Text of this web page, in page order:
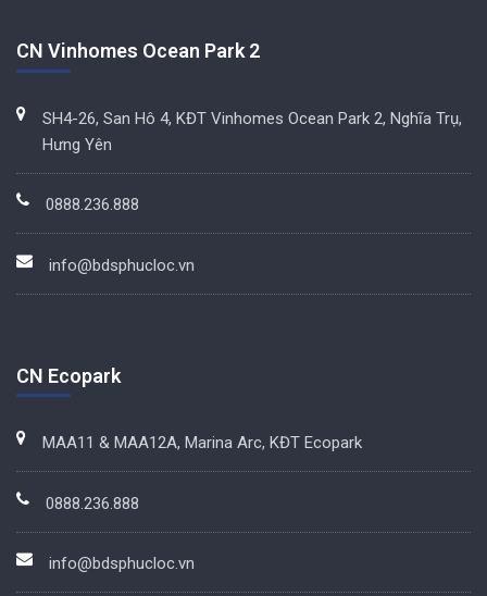
CN Vinhomes Ocean Park 2
SH4-26, San Hô 4, KĐT Vinhomes Ocean Park 2, Nghĩa Trụ,
Hưng Yên
0888.236.888
info@bdsphucloc.vn
CN Ecopark
MAA11 & MAA12A, Marina Arc, KĐT Ecopark
0888.236.888
info@bdsphucloc.vn